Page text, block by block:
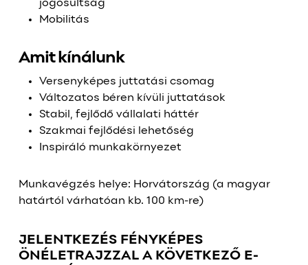
jogosultság
Mobilitás
Amit kínálunk
Versenyképes juttatási csomag
Változatos béren kívüli juttatások
Stabil, fejlődő vállalati háttér
Szakmai fejlődési lehetőség
Inspiráló munkakörnyezet
Munkavégzés helye: Horvátország (a magyar
határtól várhatóan kb. 100 km-re)
JELENTKEZÉS FÉNYKÉPES
ÖNÉLETRAJZZAL A KÖVETKEZŐ E-